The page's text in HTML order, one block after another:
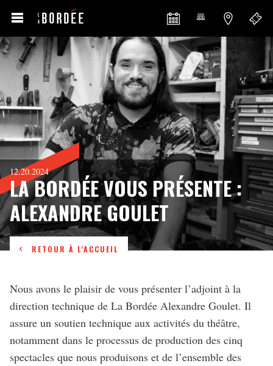
RETOUR À L'ACCUEIL
12.20.2024
LA BORDÉE VOUS PRÉSENTE :
ALEXANDRE GOULET
Nous avons le plaisir de vous présenter l’adjoint à la
direction technique de La Bordée Alexandre Goulet. Il
assure un soutien technique aux activités du théâtre,
notamment dans le processus de production des cinq
spectacles que nous produisons et de l’ensemble des